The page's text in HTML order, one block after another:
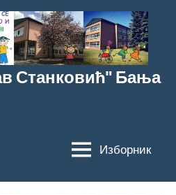
Станковић" Бања
Изборник